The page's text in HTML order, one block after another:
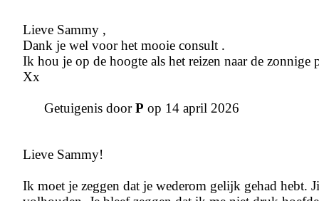
Lieve Sammy ,
Dank je wel voor het mooie consult .
Ik hou je op de hoogte als het reizen naar de zonnige
Xx
Getuigenis doorP op 14 april 2026
Lieve Sammy!
Ik moet je zeggen dat je wederom gelijk gehad hebt.